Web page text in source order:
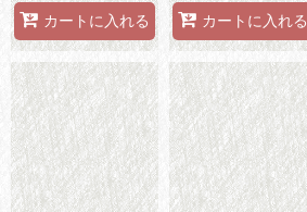
カートに入れる カートに入れる